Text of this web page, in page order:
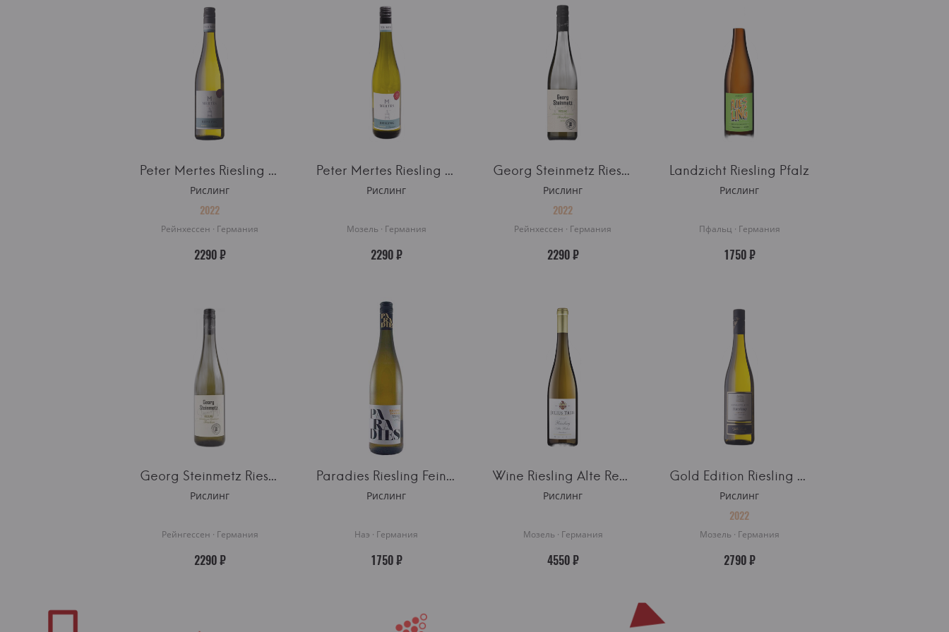
Peter Mertes Riesling Kabinett Halbtrocken
Рислинг
2022
Рейнхессен · Германия
2290 ₽
Peter Mertes Riesling Kabinett
Рислинг
Мозель · Германия
2290 ₽
Georg Steinmetz Riesling Trocken
Рислинг
2022
Рейнхессен · Германия
2290 ₽
Landzicht Riesling Pfalz
Рислинг
Пфальц · Германия
1750 ₽
Georg Steinmetz Riesling Trocken
Рислинг
Рейнгессен · Германия
2290 ₽
Paradies Riesling Feinherb Nahe
Рислинг
Наэ · Германия
1750 ₽
Wine Riesling Alte Reben
Рислинг
Мозель · Германия
4550 ₽
Gold Edition Riesling Kabinett Feinherb
Рислинг
2022
Мозель · Германия
2790 ₽